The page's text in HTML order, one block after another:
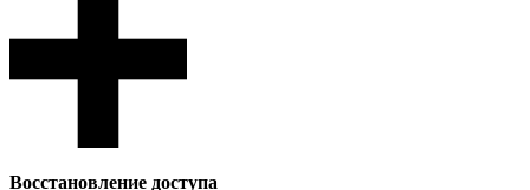
Восcтановление доступа